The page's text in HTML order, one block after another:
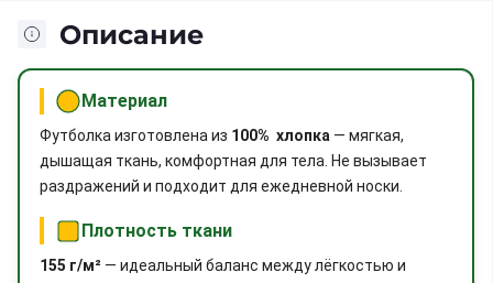
Описание
Материал
Футболка изготовлена из 100% хлопка — мягкая,
дышащая ткань, комфортная для тела. Не вызывает
раздражений и подходит для ежедневной носки.
Плотность ткани
155 г/м² — идеальный баланс между лёгкостью и